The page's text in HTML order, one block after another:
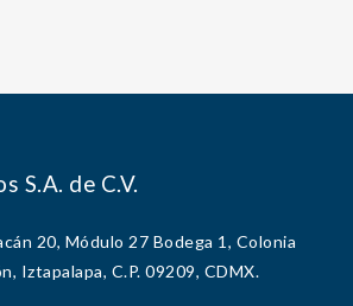
S.A. de C.V.
20, Módulo 27 Bodega 1, Colonia
Iztapalapa, C.P. 09209, CDMX.